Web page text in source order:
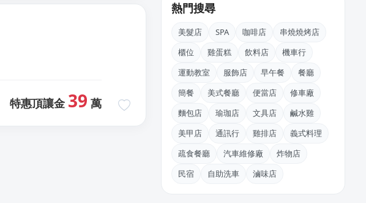
特惠頂讓金 39 萬
盧X鴻
新北市｜預算 30萬~50萬元
林X芷
新北市｜預算 10萬~30萬元
王X宏
新北市｜預算 10萬元以下
熱門搜尋
美髮店 SPA 咖啡店
串燒燒烤店
櫃位
雞蛋糕 飲料店
機車行
運動教室
服飾店 早午餐
餐廳
簡餐
美式餐廳 便當店
修車廠
麵包店
瑜珈店 文具店
鹹水雞
美甲店
通訊行 雞排店
義式料理
疏食餐廳
汽車維修廠
炸物店
民宿
自助洗車 滷味店